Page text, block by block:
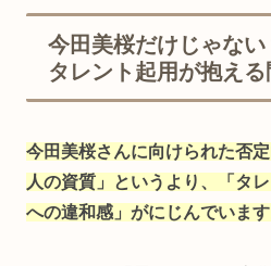
今田美桜だけじゃな
タレント起用が抱える
今田美桜さんに向けられた否
人の資質」というより、「タ
への違和感」がにじんでいます